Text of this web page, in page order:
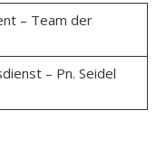
– Team der
– Pn. Seidel